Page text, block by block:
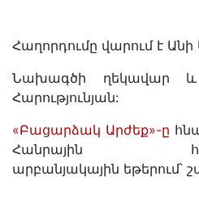
Հաղորդումը վարում է
Նախագծի ղեկավար և
Հարությունյան:
«Բացարձակ Արժեք»-ը
Հանրային
արբանյակային եթերում՝